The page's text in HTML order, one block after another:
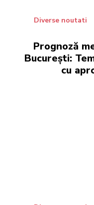
Diverse noutati
Prognoză
București:
cu